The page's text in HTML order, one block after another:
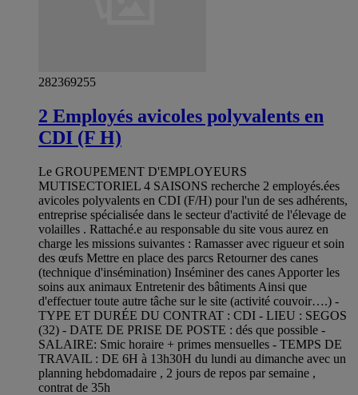
282369255
2 Employés avicoles polyvalents en
CDI (F H)
Le GROUPEMENT D'EMPLOYEURS
MUTISECTORIEL 4 SAISONS recherche 2 employés.ées
avicoles polyvalents en CDI (F/H) pour l'un de ses adhérents,
entreprise spécialisée dans le secteur d'activité de l'élevage de
volailles . Rattaché.e au responsable du site vous aurez en
charge les missions suivantes : Ramasser avec rigueur et soin
des œufs Mettre en place des parcs Retourner des canes
(technique d'insémination) Inséminer des canes Apporter les
soins aux animaux Entretenir des bâtiments Ainsi que
d'effectuer toute autre tâche sur le site (activité couvoir….) -
TYPE ET DURÉE DU CONTRAT : CDI - LIEU : SEGOS
(32) - DATE DE PRISE DE POSTE : dés que possible -
SALAIRE: Smic horaire + primes mensuelles - TEMPS DE
TRAVAIL : DE 6H à 13h30H du lundi au dimanche avec un
planning hebdomadaire , 2 jours de repos par semaine ,
contrat de 35h